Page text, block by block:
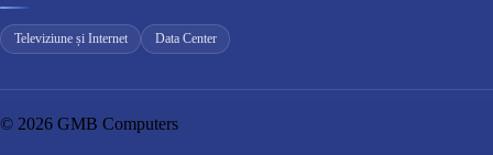
Televiziune și Internet Data Center
© 2026 GMB Computers